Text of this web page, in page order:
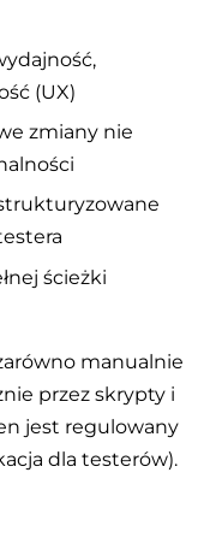
(UX)
zmiany nie
ścieżki
manualnie
przez skrypty i
jest regulowany
dla testerów).